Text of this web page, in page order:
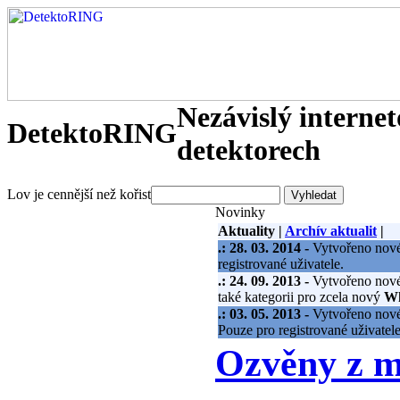
DetektoRINGNezávislý
detektorech
Lov je cennější než kořist
Novinky
Aktuality | Archív aktualit |
.: 28. 03. 2014 - Vytvořeno
registrované uživatele.
.: 24. 09. 2013 - Vytvořeno
také kategorii pro zcela nový
.: 03. 05. 2013 - Vytvořeno
Pouze pro registrované
Ozvěny z